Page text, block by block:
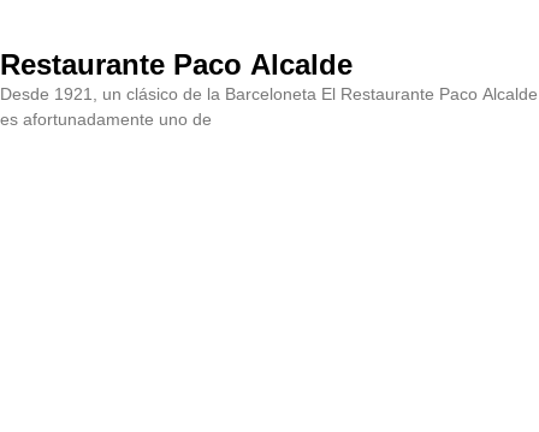
Restaurante Paco Alcalde
Desde 1921, un clásico de la Barceloneta El Restaurante Paco Alcalde
es afortunadamente uno de